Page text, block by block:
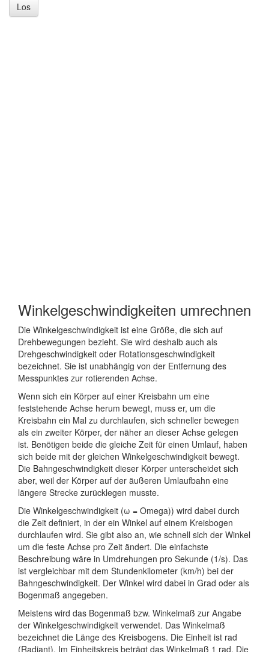
Los
Winkelgeschwindigkeiten umrechnen
Die Winkelgeschwindigkeit ist eine Größe, die sich auf
Drehbewegungen bezieht. Sie wird deshalb auch als
Drehgeschwindigkeit oder Rotationsgeschwindigkeit
bezeichnet. Sie ist unabhängig von der Entfernung des
Messpunktes zur rotierenden Achse.
Wenn sich ein Körper auf einer Kreisbahn um eine
feststehende Achse herum bewegt, muss er, um die
Kreisbahn ein Mal zu durchlaufen, sich schneller bewegen
als ein zweiter Körper, der näher an dieser Achse gelegen
ist. Benötigen beide die gleiche Zeit für einen Umlauf, haben
sich beide mit der gleichen Winkelgeschwindigkeit bewegt.
Die Bahngeschwindigkeit dieser Körper unterscheidet sich
aber, weil der Körper auf der äußeren Umlaufbahn eine
längere Strecke zurücklegen musste.
Die Winkelgeschwindigkeit (ω = Omega)) wird dabei durch
die Zeit definiert, in der ein Winkel auf einem Kreisbogen
durchlaufen wird. Sie gibt also an, wie schnell sich der Winkel
um die feste Achse pro Zeit ändert. Die einfachste
Beschreibung wäre in Umdrehungen pro Sekunde (1/s). Das
ist vergleichbar mit dem Stundenkilometer (km/h) bei der
Bahngeschwindigkeit. Der Winkel wird dabei in Grad oder als
Bogenmaß angegeben.
Meistens wird das Bogenmaß bzw. Winkelmaß zur Angabe
der Winkelgeschwindigkeit verwendet. Das Winkelmaß
bezeichnet die Länge des Kreisbogens. Die Einheit ist rad
(Radiant). Im Einheitskreis beträgt das Winkelmaß 1 rad. Die